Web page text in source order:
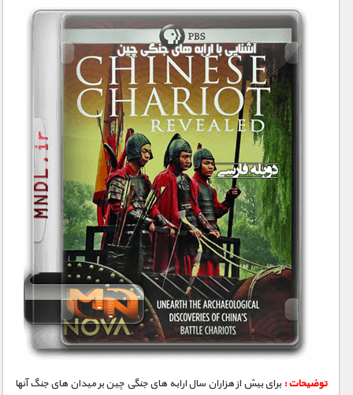
سازه/ معماری/ مهندسی
سرگرمی
شناخت کودکان
طبیعت
علم و فناوری
فرهنگ / هنر
کیهان / نجوم
گردشگری
ماورایی
مسابقات / ورزشی
مستند های اختصاصی
توضیحات : برای بیش از هزاران سال ارابه های جنگی چین بر میدان های جنگ آنها